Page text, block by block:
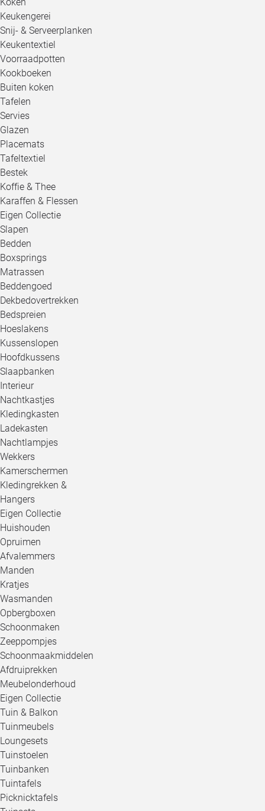
Keukengerei
Snij- & Serveerplanken
Keukentextiel
Voorraadpotten
Kookboeken
Buiten koken
Tafelen
Servies
Glazen
Placemats
Tafeltextiel
Bestek
Koffie & Thee
Karaffen & Flessen
Eigen Collectie
Slapen
Bedden
Boxsprings
Matrassen
Beddengoed
Dekbedovertrekken
Bedspreien
Hoeslakens
Kussenslopen
Hoofdkussens
Slaapbanken
Interieur
Nachtkastjes
Kledingkasten
Ladekasten
Nachtlampjes
Wekkers
Kamerschermen
Kledingrekken &
Hangers
Eigen Collectie
Huishouden
Opruimen
Afvalemmers
Manden
Kratjes
Wasmanden
Opbergboxen
Schoonmaken
Zeeppompjes
Schoonmaakmiddelen
Afdruiprekken
Meubelonderhoud
Eigen Collectie
Tuin & Balkon
Tuinmeubels
Loungesets
Tuinstoelen
Tuinbanken
Tuintafels
Picknicktafels